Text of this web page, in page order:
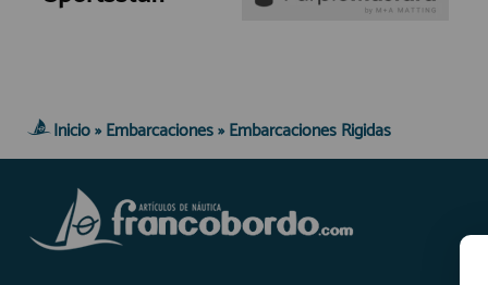
INFORMACION
910 60 71 03
HORARIO de TIENDA:
de 10:00 a 20:00 de Lunes a Viernes
Inicio» Embarcaciones» Embarcaciones Rigidas